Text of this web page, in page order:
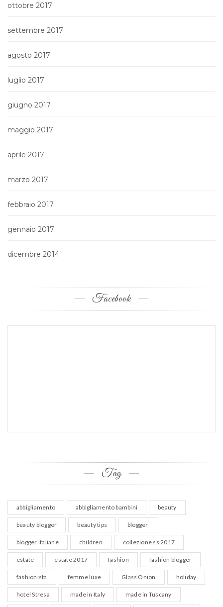
ottobre 2017
settembre 2017
agosto 2017
luglio 2017
giugno 2017
maggio 2017
aprile 2017
marzo 2017
febbraio 2017
gennaio 2017
dicembre 2014
Facebook
Tag
abbigliamento abbigliamento bambini beauty
beauty blogger beauty tips blogger
blogger italiane children collezione ss 2017
estate estate 2017 fashion fashion blogger
fashionista femme luxe Glass Onion holiday
hotel Stresa made in Italy made in Tuscany